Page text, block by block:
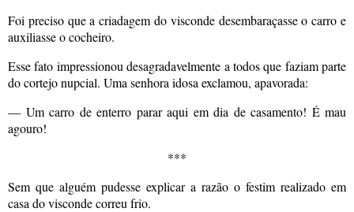
Foi preciso que a criadagem do visconde desembaraçasse o carro e
auxiliasse o cocheiro.
Esse fato impressionou desagradavelmente a todos que faziam parte
do cortejo nupcial. Uma senhora idosa exclamou, apavorada:
— Um carro de enterro parar aqui em dia de casamento! É mau
agouro!
***
Sem que alguém pudesse explicar a razão o festim realizado em
casa do visconde correu frio.